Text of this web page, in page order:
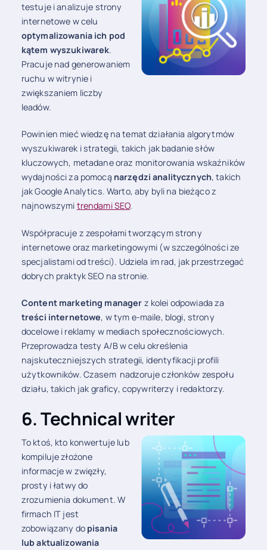
testuje i analizuje strony
internetowe w celu
optymalizowania ich pod
kątem wyszukiwarek.
Pracuje nad generowaniem
ruchu w witrynie i
zwiększaniem liczby
leadów.
Powinien mieć wiedzę na temat działania algorytmów
wyszukiwarek i strategii, takich jak badanie słów
kluczowych, metadane oraz monitorowania wskaźników
wydajności za pomocą narzędzi analitycznych, takich
jak Google Analytics. Warto, aby byli na bieżąco z
najnowszymi trendami SEO.
Współpracuje z zespołami tworzącym strony
internetowe oraz marketingowymi (w szczególności ze
specjalistami od treści). Udziela im rad, jak przestrzegać
dobrych praktyk SEO na stronie.
Content marketing manager z kolei odpowiada za
treści internetowe, w tym e-maile, blogi, strony
docelowe i reklamy w mediach społecznościowych.
Przeprowadza testy A/B w celu określenia
najskuteczniejszych strategii, identyfikacji profili
użytkowników. Czasem nadzoruje członków zespołu
działu, takich jak graficy, copywriterzy i redaktorzy.
6. Technical writer
To ktoś, kto konwertuje lub
kompiluje złożone
informacje w zwięzły,
prosty i łatwy do
zrozumienia dokument. W
firmach IT jest
zobowiązany do pisania
lub aktualizowania